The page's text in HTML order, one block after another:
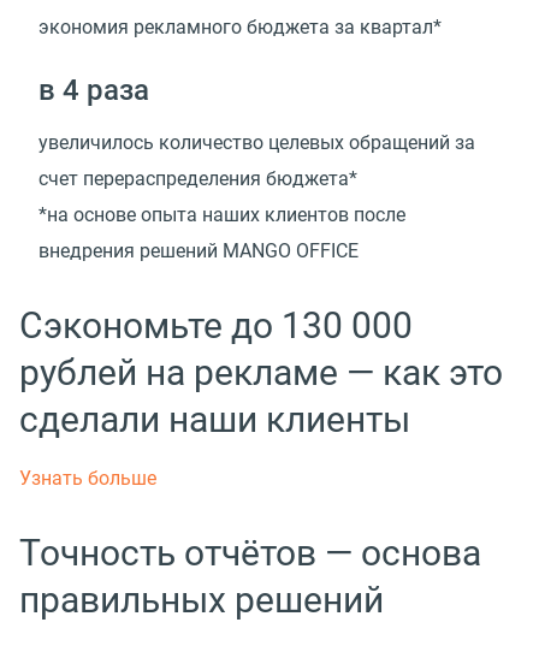
экономия рекламного бюджета за квартал*
в 4 раза
увеличилось количество целевых обращений за
счет перераспределения бюджета*
*на основе опыта наших клиентов после
внедрения решений MANGO OFFICE
Сэкономьте до 130 000
рублей на рекламе — как это
сделали наши клиенты
Узнать больше
Точность отчётов — основа
правильных решений